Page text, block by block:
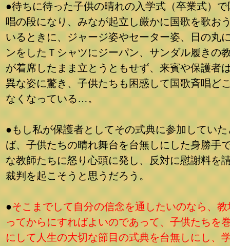
●待ちに待った子供の晴れの入学式（卒業式）で
唱の段になり、みなが起立し厳かに国歌を歌お
いるときに、ジャージ姿やセーター姿、日の丸
ンをしたＴシャツにジーパン、サンダル履きの
が着席したまま立とうともせず、来賓や保護者
異な姿に驚き、子供たちも困惑して国歌斉唱ど
なくなっている…。
●もし私が保護者としてその式典に参加していた
ば、子供たちの晴れ舞台を台無しにした身勝手
な教師たちに怒り心頭に発し、反対に慰謝料を
裁判を起こそうと思うだろう。
●そこまでして自分の信念を通したいのなら、
ってからにすればよいのであって、子供たちを
にして人生の大切な節目の式典を台無しにし、